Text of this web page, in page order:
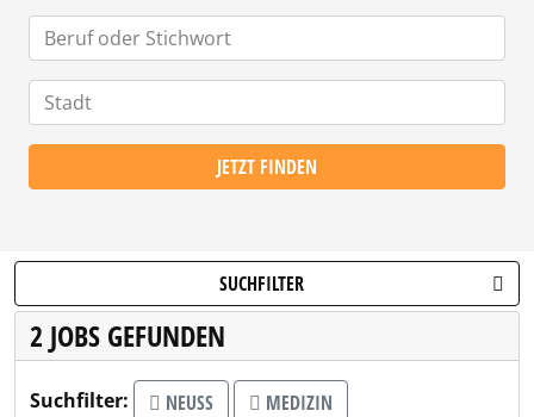
JETZT FINDEN
SUCHFILTER
2 JOBS GEFUNDEN
Suchfilter: NEUSS
MEDIZIN